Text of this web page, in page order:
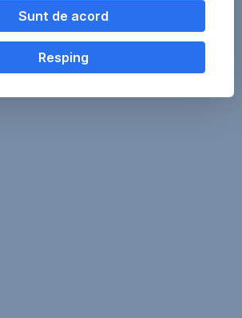
Sunt de acord
Resping